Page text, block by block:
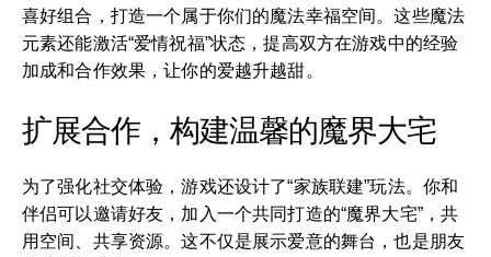
喜好组合，打造一个属于你们的魔法幸福空间。这些魔法
元素还能激活“爱情祝福”状态，提高双方在游戏中的经验
加成和合作效果，让你的爱越升越甜。
扩展合作，构建温馨的魔界大宅
为了强化社交体验，游戏还设计了“家族联建”玩法。你和
伴侣可以邀请好友，加入一个共同打造的“魔界大宅”，共
用空间、共享资源。这不仅是展示爱意的舞台，也是朋友